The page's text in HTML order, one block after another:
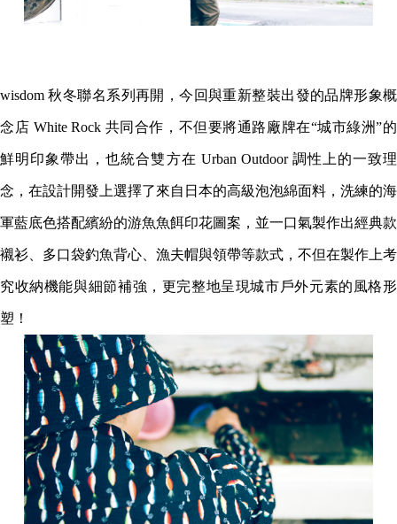
wisdom 秋冬聯名系列再開，今回與重新整裝出發的品牌形象概
念店 White Rock 共同合作，不但要將通路廠牌在“城市綠洲”的
鮮明印象帶出，也統合雙方在 Urban Outdoor 調性上的一致理
念，在設計開發上選擇了來自日本的高級泡泡綿面料，洗練的海
軍藍底色搭配繽紛的游魚魚餌印花圖案，並一口氣製作出經典款
襯衫、多口袋釣魚背心、漁夫帽與領帶等款式，不但在製作上考
究收納機能與細節補強，更完整地呈現城市戶外元素的風格形
塑！